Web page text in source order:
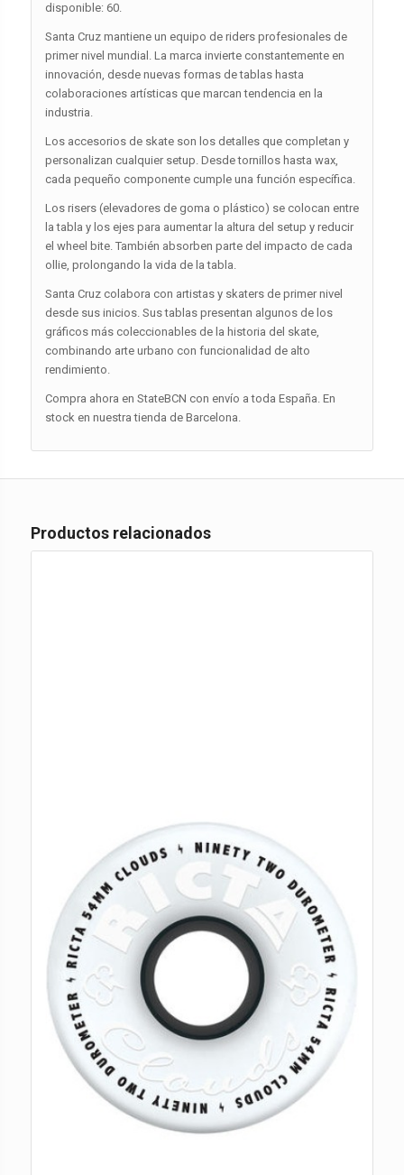
disponible: 60.
Santa Cruz mantiene un equipo de riders profesionales de
primer nivel mundial. La marca invierte constantemente en
innovación, desde nuevas formas de tablas hasta
colaboraciones artísticas que marcan tendencia en la
industria.
Los accesorios de skate son los detalles que completan y
personalizan cualquier setup. Desde tornillos hasta wax,
cada pequeño componente cumple una función específica.
Los risers (elevadores de goma o plástico) se colocan entre
la tabla y los ejes para aumentar la altura del setup y reducir
el wheel bite. También absorben parte del impacto de cada
ollie, prolongando la vida de la tabla.
Santa Cruz colabora con artistas y skaters de primer nivel
desde sus inicios. Sus tablas presentan algunos de los
gráficos más coleccionables de la historia del skate,
combinando arte urbano con funcionalidad de alto
rendimiento.
Compra ahora en StateBCN con envío a toda España. En
stock en nuestra tienda de Barcelona.
Productos relacionados